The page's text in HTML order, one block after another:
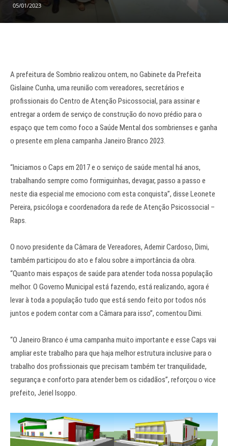
05/01/2023
A prefeitura de Sombrio realizou ontem, no Gabinete da Prefeita
Gislaine Cunha, uma reunião com vereadores, secretários e
profissionais do Centro de Atenção Psicossocial, para assinar e
entregar a ordem de serviço de construção do novo prédio para o
espaço que tem como foco a Saúde Mental dos sombrienses e ganha
o presente em plena campanha Janeiro Branco 2023.
“Iniciamos o Caps em 2017 e o serviço de saúde mental há anos,
trabalhando sempre como formiguinhas, devagar, passo a passo e
neste dia especial me emociono com esta conquista”, disse Leonete
Pereira, psicóloga e coordenadora da rede de Atenção Psicossocial –
Raps.
O novo presidente da Câmara de Vereadores, Ademir Cardoso, Dimi,
também participou do ato e falou sobre a importância da obra.
“Quanto mais espaços de saúde para atender toda nossa população
melhor. O Governo Municipal está fazendo, está realizando, agora é
levar à toda a população tudo que está sendo feito por todos nós
juntos e podem contar com a Câmara para isso”, comentou Dimi.
“O Janeiro Branco é uma campanha muito importante e esse Caps vai
ampliar este trabalho para que haja melhor estrutura inclusive para o
trabalho dos profissionais que precisam também ter tranquilidade,
segurança e conforto para atender bem os cidadãos”, reforçou o vice
prefeito, Jeriel Isoppo.